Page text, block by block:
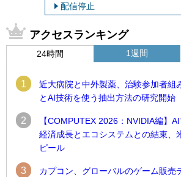
配信停止
アクセスランキング
24時間
1
近大病院と中外製薬、治験参加者組
とAI技術を使う抽出方法の研究開始
2
【COMPUTEX 2026：NVIDIA編】
経済成長とエコシステムとの結束、
ピール
3
カプコン、グローバルのゲーム販売
1週間